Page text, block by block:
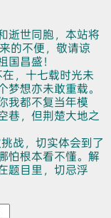
逝世同胞，本站将
的不便，敬请谅
国昌盛！
，十七载时光未
想亦未敢重载。
我都不复当年模
巷，但荆楚大地之
战，切实体会到了
怕根本看不懂。解
题目里，切忌浮